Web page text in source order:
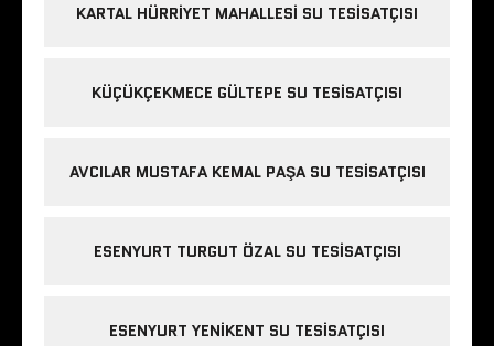
KARTAL HÜRRIYET MAHALLESI SU TESISATÇISI
KÜÇÜKÇEKMECE GÜLTEPE SU TESISATÇISI
AVCILAR MUSTAFA KEMAL PAŞA SU TESISATÇISI
ESENYURT TURGUT ÖZAL SU TESISATÇISI
ESENYURT YENIKENT SU TESISATÇISI